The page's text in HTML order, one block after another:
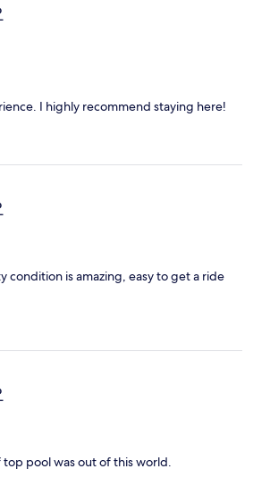
I highly recommend staying here!
condition is amazing, easy to get a ride
pool was out of this world.